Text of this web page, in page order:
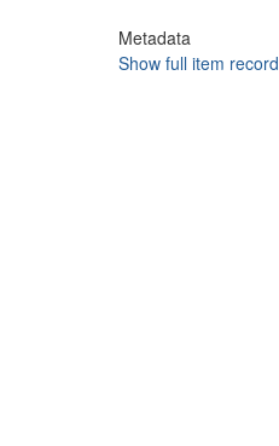
Metadata
Show full item record